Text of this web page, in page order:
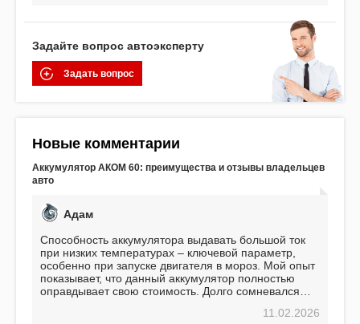
Задайте вопрос автоэксперту
Задать вопрос
Новые комментарии
Аккумулятор АКОМ 60: преимущества и отзывы владельцев
авто
Адам
Способность аккумулятора выдавать большой ток
при низких температурах – ключевой параметр,
особенно при запуске двигателя в мороз. Мой опыт
показывает, что данный аккумулятор полностью
оправдывает свою стоимость. Долго сомневался
пожалел. Считаю, что это отличное вложение,11.02.2026